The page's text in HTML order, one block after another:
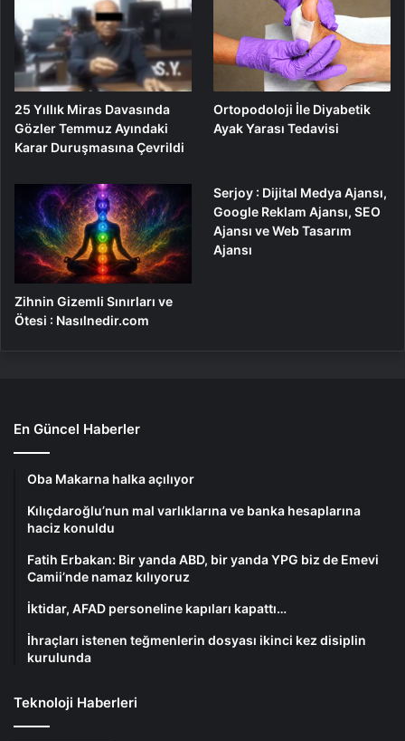
25 Yıllık Miras Davasında
Gözler Temmuz Ayındaki
Karar Duruşmasına Çevrildi
Ortopodoloji İle Diyabetik
Ayak Yarası Tedavisi
Zihnin Gizemli Sınırları ve
Ötesi : Nasılnedir.com
Serjoy : Dijital Medya Ajansı,
Google Reklam Ajansı, SEO
Ajansı ve Web Tasarım
Ajansı
En Güncel Haberler
Oba Makarna halka açılıyor
Kılıçdaroğlu’nun mal varlıklarına ve banka hesaplarına
haciz konuldu
Fatih Erbakan: Bir yanda ABD, bir yanda YPG biz de Emevi
Camii’nde namaz kılıyoruz
İktidar, AFAD personeline kapıları kapattı…
İhraçları istenen teğmenlerin dosyası ikinci kez disiplin
kurulunda
Teknoloji Haberleri